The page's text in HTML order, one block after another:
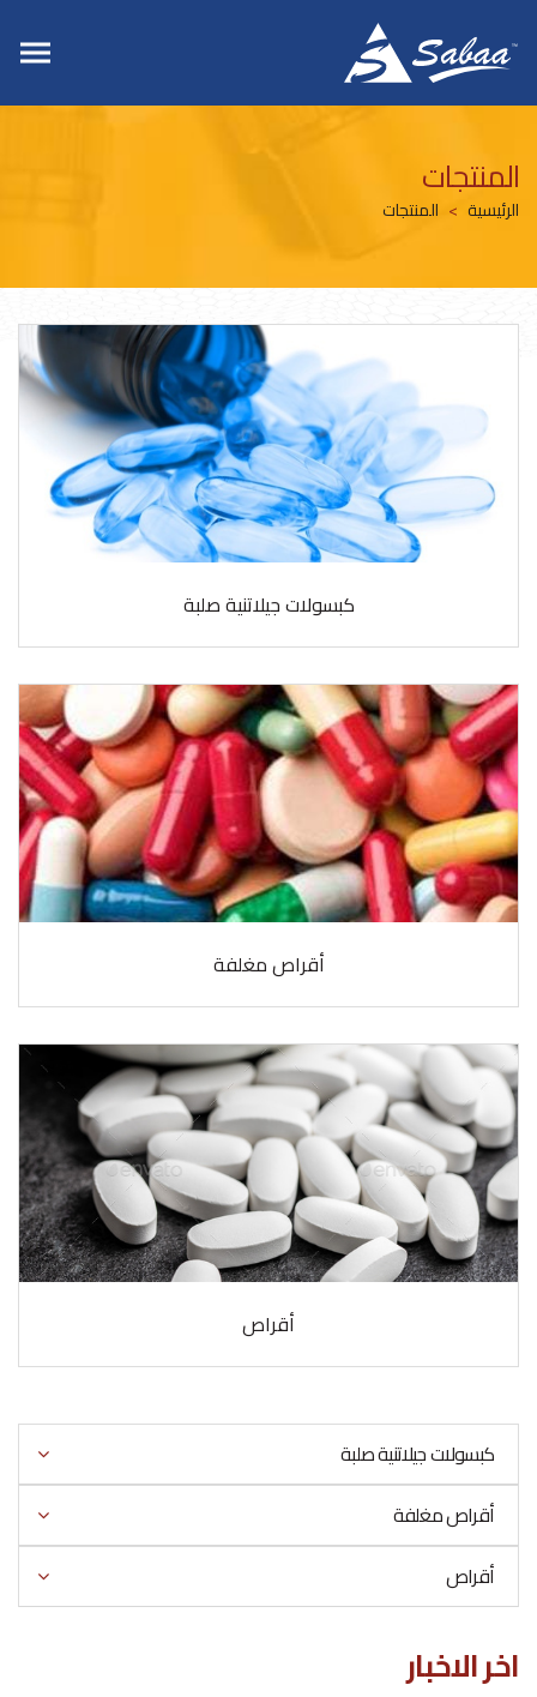
المنتجات
الرئيسية المنتجات
كبسولات جيلاتنية صلبة
أقراص مغلفة
أقراص
اخر الاخبار
كبسولات جيلاتنية صلبة
أقراص مغلفة
أقراص